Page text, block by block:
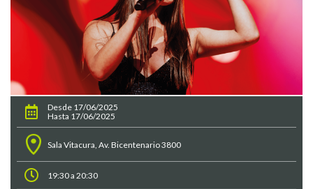
Desde 17/06/2025
Hasta 17/06/2025
Sala Vitacura, Av. Bicentenario 3800
19:30 a 20:30